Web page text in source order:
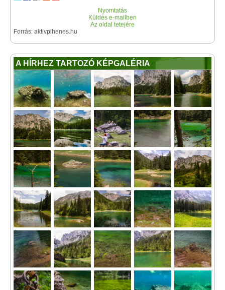
Nyomtatás
Küldés e-mailben
Az oldal tetejére
Forrás: aktivpihenes.hu
A HÍRHEZ TARTOZÓ KÉPGALÉRIA